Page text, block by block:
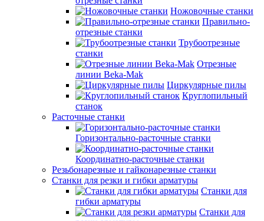
Ножовочные станки
Правильно-
отрезные станки
Трубоотрезные
станки
Отрезные
линии Beka-Mak
Циркулярные пилы
Круглопильный
станок
Расточные станки
Горизонтально-расточные станки
Координатно-расточные станки
Резьбонарезные и гайконарезные станки
Станки для резки и гибки арматуры
Станки для
гибки арматуры
Станки для